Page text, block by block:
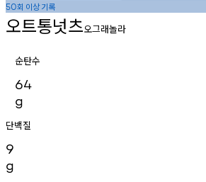
50회 이상기록
오트통넛츠오그래놀라
순탄수
64
g
단백질
9
g